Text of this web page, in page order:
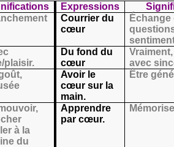
Expressions
Courrier du
cœur
Échange
plaisir.
Du fond du
cœur
avec
Avoir le
cœur sur la
main.
Être
à la
du
Apprendre
par cœur.